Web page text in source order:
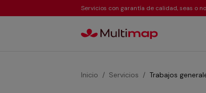
Servicios con garantía de calidad, seas o
Inicio Servicios Trabajos